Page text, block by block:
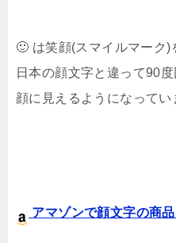
🙂 は笑顔(スマイルマーク)
日本の顔文字と違って90
顔に見えるようになってい
アマゾンで顔文字の商品